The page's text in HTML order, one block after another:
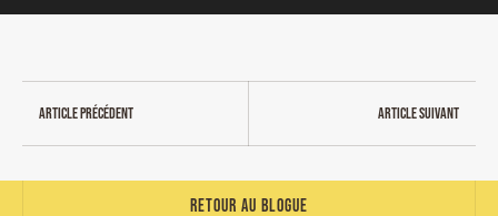
Article précédent Article suivant
Retour au blogue